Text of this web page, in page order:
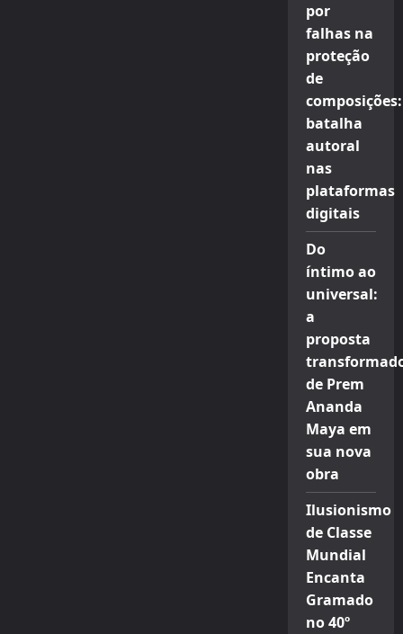
por
falhas na
proteção
de
composições:
batalha
autoral
nas
plataformas
digitais
Do
íntimo ao
universal:
a
proposta
de Prem
Ananda
Maya em
sua nova
obra
Ilusionismo
de Classe
Mundial
Encanta
Gramado
no 40º